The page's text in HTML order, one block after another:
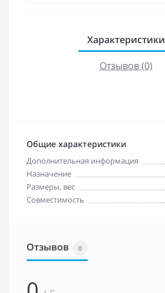
Характеристики
Отзывов (0)
Общие характеристики
Дополнительная информация
Назначение
Размеры, вес
Совместимость
Отзывов 0